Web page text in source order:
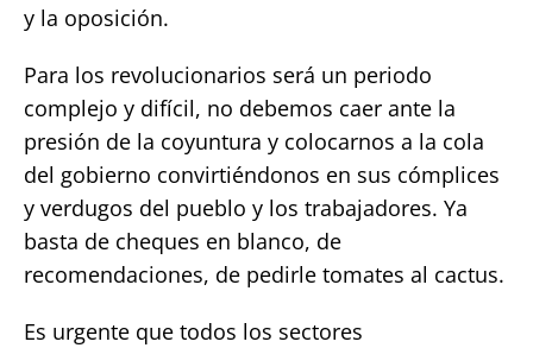
y la oposición.
Para los revolucionarios será un periodo
complejo y difícil, no debemos caer ante la
presión de la coyuntura y colocarnos a la cola
del gobierno convirtiéndonos en sus cómplices
y verdugos del pueblo y los trabajadores. Ya
basta de cheques en blanco, de
recomendaciones, de pedirle tomates al cactus.
Es urgente que todos los sectores